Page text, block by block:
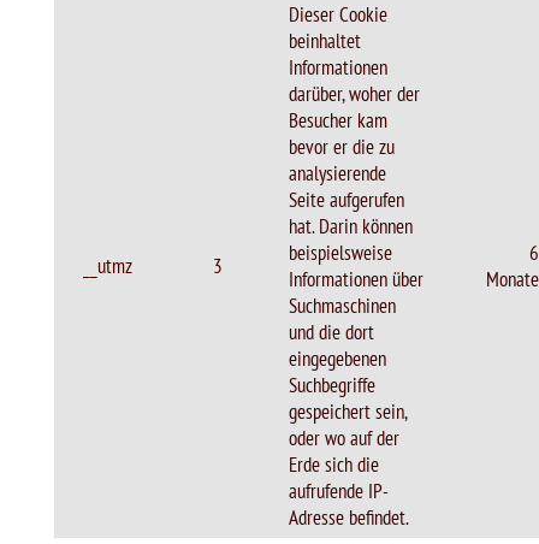
__utmz 3
Dieser Cookie
beinhaltet
Informationen
darüber, woher der
Besucher kam
bevor er die zu
analysierende
Seite aufgerufen
hat. Darin können
beispielsweise
Informationen über
Suchmaschinen
und die dort
eingegebenen
Suchbegriffe
gespeichert sein,
oder wo auf der
Erde sich die
aufrufende IP-
Adresse befindet.
6
Monate